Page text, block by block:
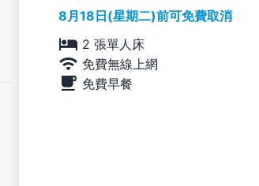
8月18日(星期二)前可免費取消
2 張單人床
免費無線上網
免費早餐